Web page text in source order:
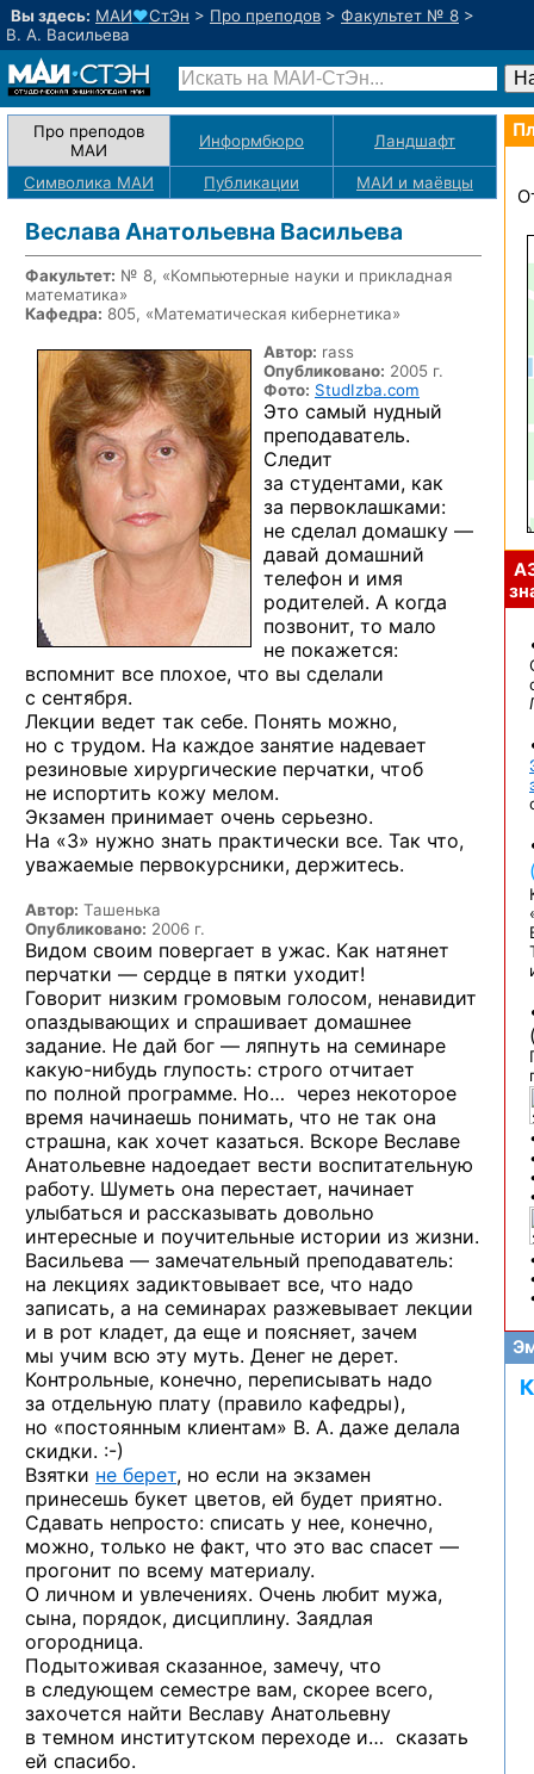
Вы здесь: МАИ♥СтЭн > Про преподов > Факультет № 8 >
В. А. Васильева
Про преподов
МАИ
Информбюро Ландшафт
Символика МАИ Публикации МАИ и маёвцы
Веслава Анатольевна Васильева
Факультет: № 8, «Компьютерные науки и прикладная
математика»
Кафедра: 805, «Математическая кибернетика»
Автор: rass
Опубликовано: 2005 г.
Фото: StudIzba.com
Это самый нудный
преподаватель.
Следит
за студентами, как
за первоклашками:
не сделал домашку —
давай домашний
телефон и имя
родителей. А когда
позвонит, то мало
не покажется:
вспомнит все плохое, что вы сделали
с сентября.
Лекции ведет так себе. Понять можно,
но с трудом. На каждое занятие надевает
резиновые хирургические перчатки, чтоб
не испортить кожу мелом.
Экзамен принимает очень серьезно.
На «3» нужно знать практически все. Так что,
уважаемые первокурсники, держитесь.
Автор: Ташенька
Опубликовано: 2006 г.
Видом своим повергает в ужас. Как натянет
перчатки — сердце в пятки уходит!
Говорит низким громовым голосом, ненавидит
опаздывающих и спрашивает домашнее
задание. Не дай бог — ляпнуть на семинаре
какую-нибудь глупость: строго отчитает
по полной программе. Но… через некоторое
время начинаешь понимать, что не так она
страшна, как хочет казаться. Вскоре Веславе
Анатольевне надоедает вести воспитательную
работу. Шуметь она перестает, начинает
улыбаться и рассказывать довольно
интересные и поучительные истории из жизни.
Васильева — замечательный преподаватель:
на лекциях задиктовывает все, что надо
записать, а на семинарах разжевывает лекции
и в рот кладет, да еще и поясняет, зачем
мы учим всю эту муть. Денег не дерет.
Контрольные, конечно, переписывать надо
за отдельную плату (правило кафедры),
но «постоянным клиентам» В. А. даже делала
скидки. :-)
Взятки не берет, но если на экзамен
принесешь букет цветов, ей будет приятно.
Сдавать непросто: списать у нее, конечно,
можно, только не факт, что это вас спасет —
прогонит по всему материалу.
О личном и увлечениях. Очень любит мужа,
сына, порядок, дисциплину. Заядлая
огородница.
Подытоживая сказанное, замечу, что
в следующем семестре вам, скорее всего,
захочется найти Веславу Анатольевну
в темном институтском переходе и… сказать
ей спасибо.